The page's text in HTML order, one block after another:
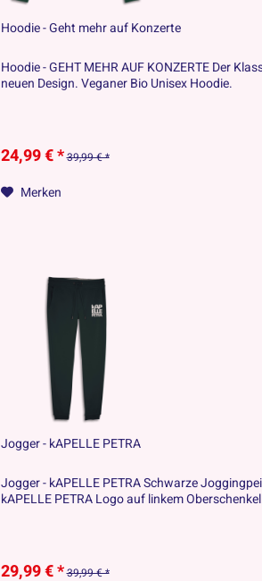
Hoodie - Geht mehr auf Konzerte
Hoodie - GEHT MEHR AUF KONZERTE Der
neuen Design. Veganer Bio Unisex Hoodie.
24,99 € *39,99 € *
Merken
Jogger - kAPELLE PETRA
Jogger - kAPELLE PETRA Schwarze
kAPELLE PETRA Logo auf linkem
29,99 € *39,99 € *